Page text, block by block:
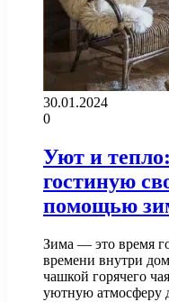
30.01.2024
0
Уют и
гостиную
помощью
Зима — это время
времени внутри
чашкой горячего
уютную атмосферу